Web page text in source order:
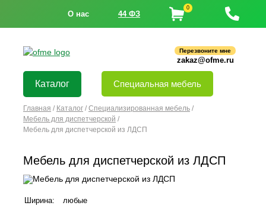
О нас 44 ФЗ
0
Перезвоните мне
zakaz@ofme.ru
Каталог Специальная мебель
Главная / Каталог / Специализированная мебель /
Мебель для диспетчерской /
Мебель для диспетчерской из ЛДСП
Мебель для диспетчерской из ЛДСП
Ширина:
любые